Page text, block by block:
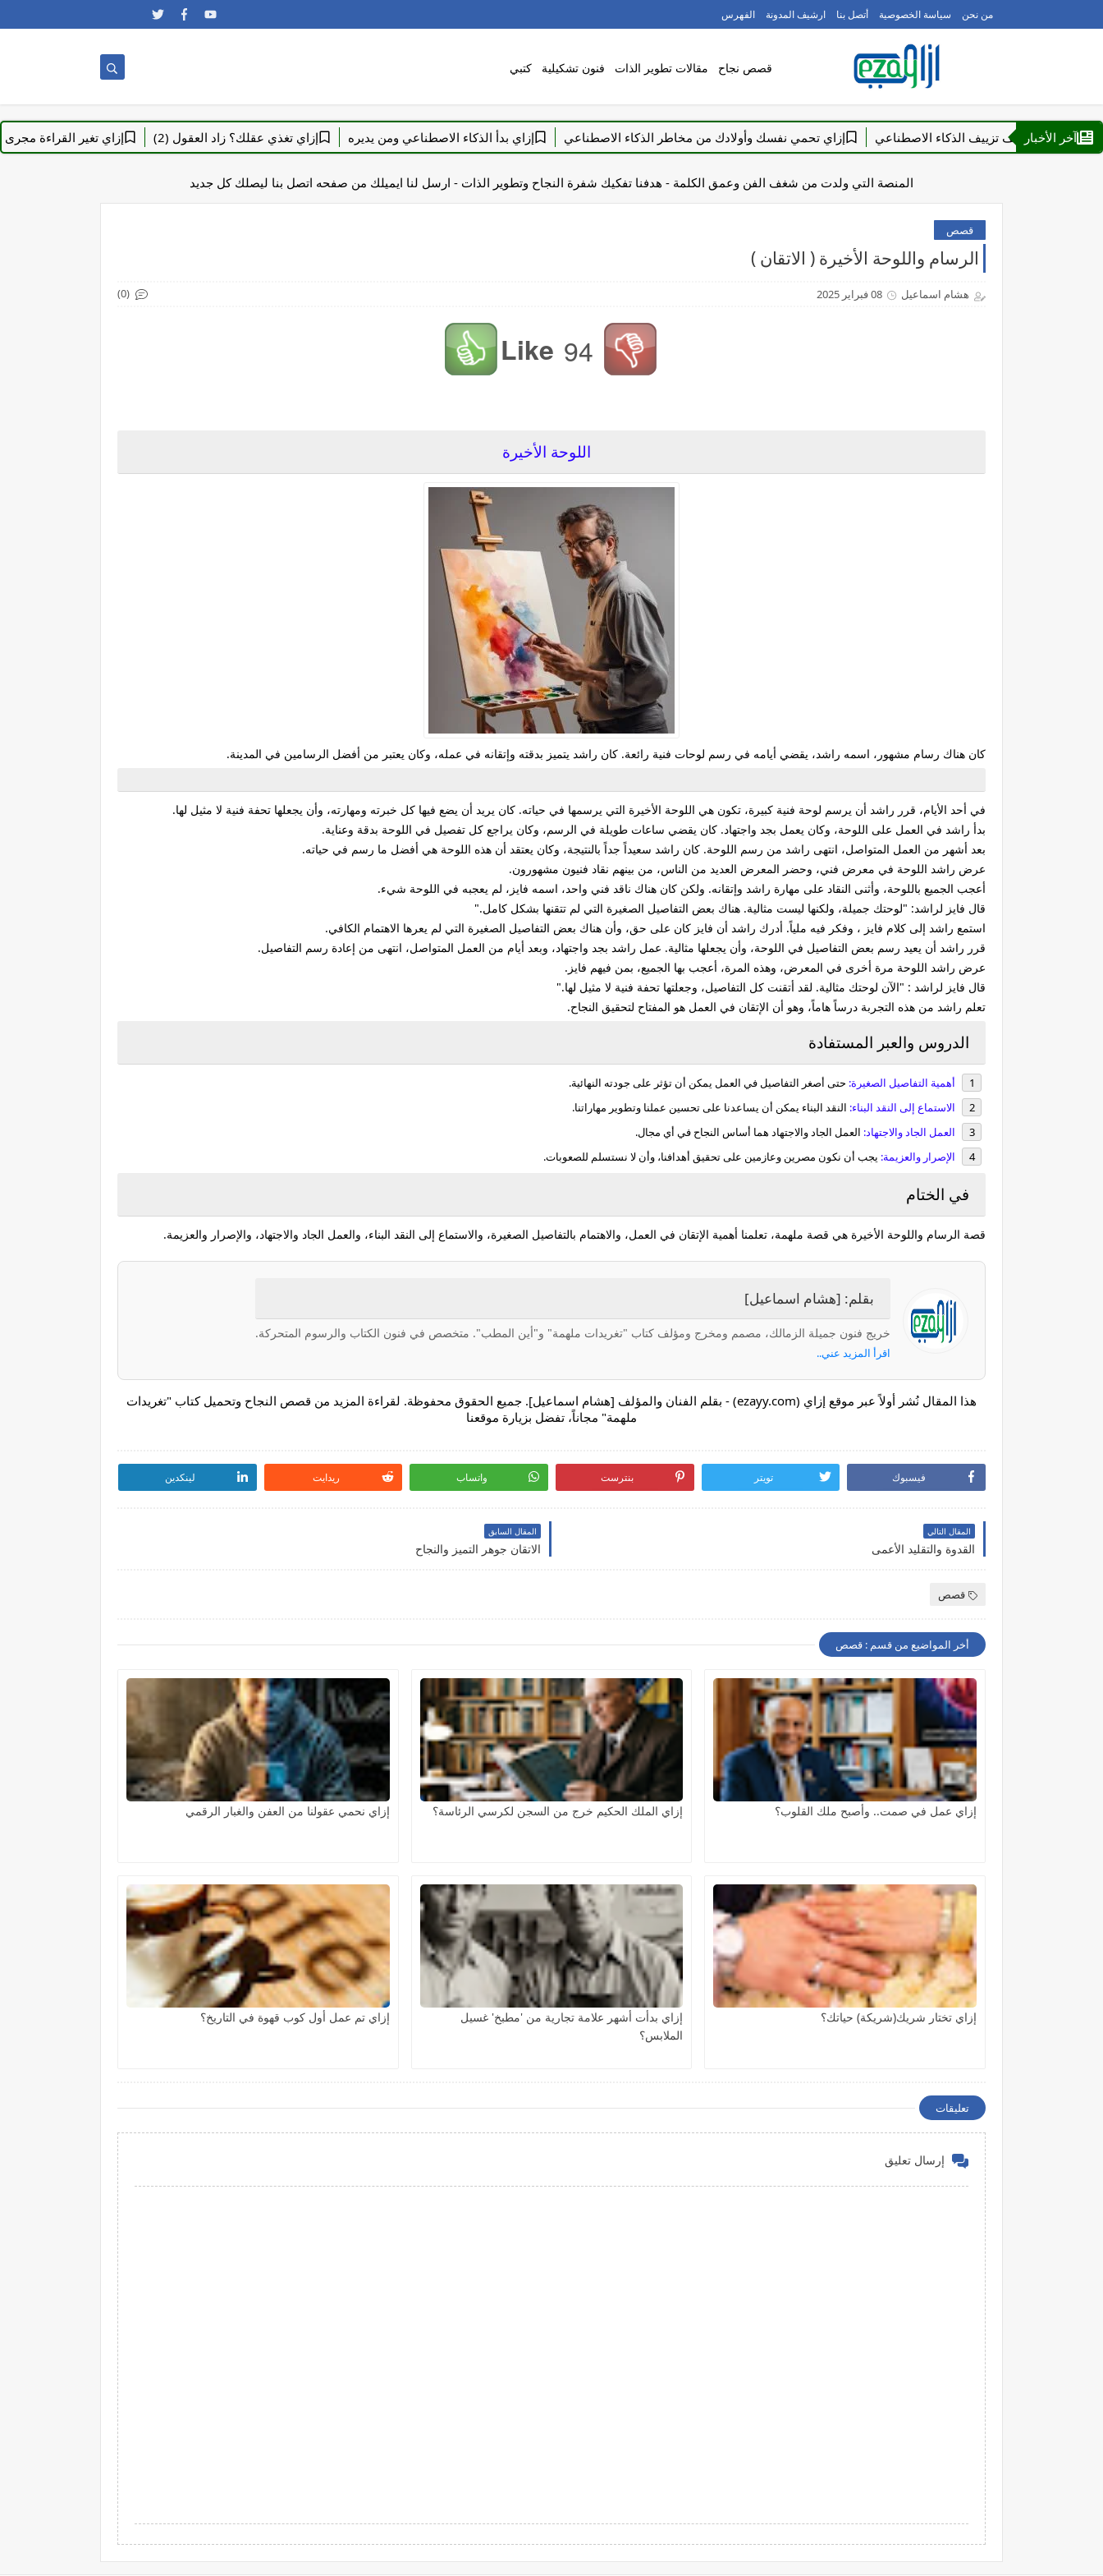
من نحن سياسة الخصوصية أتصل بنا ارشيف المدونة الفهرس
قصص نجاح مقالات تطوير الذات فنون تشكيلية كتبي
آخر الأخبار
إزاي تكشف تزييف الذكاء الاصطناعي إزاي تحمي نفسك وأولادك من مخاطر الذكاء الاصطناعي إزاي بدأ الذكاء الاصطناعي ومن يديره إزاي تغذي عقلك؟ زاد العقول (2) إزاي تغير القراءة مجرى حياتك؟
المنصة التي ولدت من شغف الفن وعمق الكلمة - هدفنا تفكيك شفرة النجاح وتطوير الذات - ارسل لنا ايميلك من صفحه اتصل بنا ليصلك كل جديد
قصص
الرسام واللوحة الأخيرة ( الاتقان )
هشام اسماعيل 08 فبراير 2025 (0)
Like 94
اللوحة الأخيرة
كان هناك رسام مشهور، اسمه راشد، يقضي أيامه في رسم لوحات فنية رائعة. كان راشد يتميز بدقته وإتقانه في عمله، وكان يعتبر من أفضل الرسامين في المدينة.
في أحد الأيام، قرر راشد أن يرسم لوحة فنية كبيرة، تكون هي اللوحة الأخيرة التي يرسمها في حياته. كان يريد أن يضع فيها كل خبرته ومهارته، وأن يجعلها تحفة فنية لا مثيل لها.
بدأ راشد في العمل على اللوحة، وكان يعمل بجد واجتهاد. كان يقضي ساعات طويلة في الرسم، وكان يراجع كل تفصيل في اللوحة بدقة وعناية.
بعد أشهر من العمل المتواصل، انتهى راشد من رسم اللوحة. كان راشد سعيداً جداً بالنتيجة، وكان يعتقد أن هذه اللوحة هي أفضل ما رسم في حياته.
عرض راشد اللوحة في معرض فني، وحضر المعرض العديد من الناس، من بينهم نقاد فنيون مشهورون.
أعجب الجميع باللوحة، وأثنى النقاد على مهارة راشد وإتقانه. ولكن كان هناك ناقد فني واحد، اسمه فايز، لم يعجبه في اللوحة شيء.
قال فايز لراشد: "لوحتك جميلة، ولكنها ليست مثالية. هناك بعض التفاصيل الصغيرة التي لم تتقنها بشكل كامل."
استمع راشد إلى كلام فايز ، وفكر فيه ملياً. أدرك راشد أن فايز كان على حق، وأن هناك بعض التفاصيل الصغيرة التي لم يعرها الاهتمام الكافي.
قرر راشد أن يعيد رسم بعض التفاصيل في اللوحة، وأن يجعلها مثالية. عمل راشد بجد واجتهاد، وبعد أيام من العمل المتواصل، انتهى من إعادة رسم التفاصيل.
عرض راشد اللوحة مرة أخرى في المعرض، وهذه المرة، أعجب بها الجميع، بمن فيهم فايز.
قال فايز لراشد : "الآن لوحتك مثالية. لقد أتقنت كل التفاصيل، وجعلتها تحفة فنية لا مثيل لها."
تعلم راشد من هذه التجربة درساً هاماً، وهو أن الإتقان في العمل هو المفتاح لتحقيق النجاح.
الدروس والعبر المستفادة
أهمية التفاصيل الصغيرة: حتى أصغر التفاصيل في العمل يمكن أن تؤثر على جودته النهائية.
الاستماع إلى النقد البناء: النقد البناء يمكن أن يساعدنا على تحسين عملنا وتطوير مهاراتنا.
العمل الجاد والاجتهاد: العمل الجاد والاجتهاد هما أساس النجاح في أي مجال.
الإصرار والعزيمة: يجب أن نكون مصرين وعازمين على تحقيق أهدافنا، وأن لا نستسلم للصعوبات.
في الختام
قصة الرسام واللوحة الأخيرة هي قصة ملهمة، تعلمنا أهمية الإتقان في العمل، والاهتمام بالتفاصيل الصغيرة، والاستماع إلى النقد البناء، والعمل الجاد والاجتهاد، والإصرار والعزيمة.
بقلم: [هشام اسماعيل]
خريج فنون جميلة الزمالك، مصمم ومخرج ومؤلف كتاب "تغريدات ملهمة" و"أين المطب". متخصص في فنون الكتاب والرسوم المتحركة.
اقرأ المزيد عني..
هذا المقال نُشر أولاً عبر موقع إزاي (ezayy.com) - بقلم الفنان والمؤلف [هشام اسماعيل]. جميع الحقوق محفوظة. لقراءة المزيد من قصص النجاح وتحميل كتاب "تغريدات
ملهمة" مجاناً، تفضل بزيارة موقعنا
فيسبوك تويتر بنترست واتساب ريدايت لينكدين
المقال التالي
القدوة والتقليد الأعمى
المقال السابق
الاتقان جوهر التميز والنجاح
قصص
أخر المواضيع من قسم : قصص
إزاي عمل في صمت.. وأصبح ملك القلوب؟ إزاي الملك الحكيم خرج من السجن لكرسي الرئاسة؟ إزاي نحمي عقولنا من العفن والغبار الرقمي
إزاي تختار شريك(شريكة) حياتك؟
إزاي بدأت أشهر علامة تجارية من 'مطبخ' غسيل
الملابس؟
إزاي تم عمل أول كوب قهوة في التاريخ؟
تعليقات
إرسال تعليق